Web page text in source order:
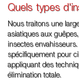
Quels types
Nous traitons une
asiatiques aux
insectes
spécifiquement pour
appliquant des
élimination totale.